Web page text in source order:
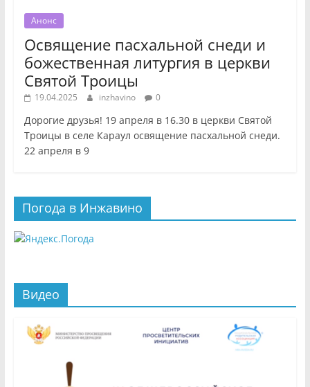
Анонс
Освящение пасхальной снеди и
божественная литургия в церкви
Святой Троицы
19.04.2025 inzhavino 0
Дорогие друзья! 19 апреля в 16.30 в церкви Святой
Троицы в селе Караул освящение пасхальной снеди.
22 апреля в 9
Погода в Инжавино
Видео